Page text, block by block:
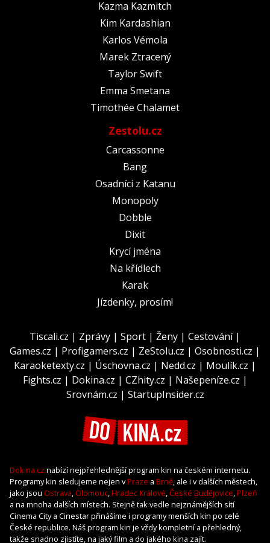
Kazma Kazmitch
Kim Kardashian
Karlos Vémola
Marek Ztracený
Taylor Swift
Emma Smetana
Timothée Chalamet
Zestolu.cz
Carcassonne
Bang
Osadníci z Katanu
Monopoly
Dobble
Dixit
Krycí jména
Na křídlech
Karak
Jízdenky, prosím!
Tiscali.cz | Zprávy | Sport | Ženy | Cestování|
Games.cz | Profigamers.cz | ZeStolu.cz | Osobnosti.cz |
Karaoketexty.cz | Úschovna.cz | Nedd.cz | Moulík.cz |
Fights.cz | Dokina.cz | CZhity.cz | Našepeníze.cz |
Srovnám.cz | StartupInsider.cz
Dokina.cz nabízí nejpřehlednější program kin na českém internetu.
Programy kin sledujeme nejen vPraze a Brně, ale i v dalších městech,
jako jsou Ostrava, Olomouc,Hradec Králové,České Budějovice,Plzeň
a na mnoha dalších místech. Stejně tak vedle nejznámějších sítí
Cinema City a Cinestar přinášíme i programy menších kin po celé
České republice. Náš program kin je vždy kompletní a přehledný,
takže snadno zjistíte, na jaký film a do jakého kina zajít.